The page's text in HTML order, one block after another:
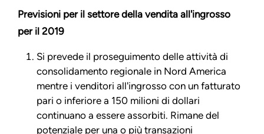
Previsioni per il settore della vendita all'ingrosso
per il 2019
Si prevede il proseguimento delle attività di
consolidamento regionale in Nord America
mentre i venditori all'ingrosso con un fatturato
pari o inferiore a 150 milioni di dollari
continuano a essere assorbiti. Rimane del
potenziale per una o più transazioni